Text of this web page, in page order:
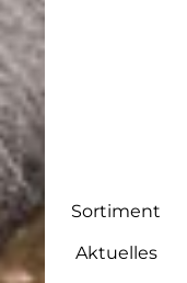
Sortiment
Aktuelles